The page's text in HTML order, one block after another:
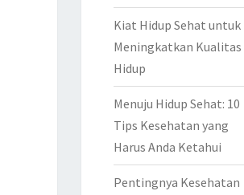
Kiat Hidup Sehat untuk
Meningkatkan Kualitas
Hidup
Menuju Hidup Sehat: 10
Tips Kesehatan yang
Harus Anda Ketahui
Pentingnya Kesehatan